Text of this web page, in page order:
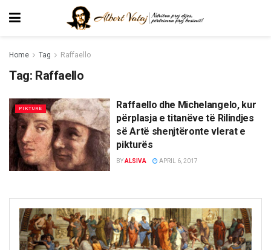
Home Tag Raffaello
Tag: Raffaello
PIKTURË
Raffaello dhe Michelangelo, kur
përplasja e titanëve të Rilindjes
së Artë shenjtëronte vlerat e
pikturës
BYALSIVA APRIL 6, 2017